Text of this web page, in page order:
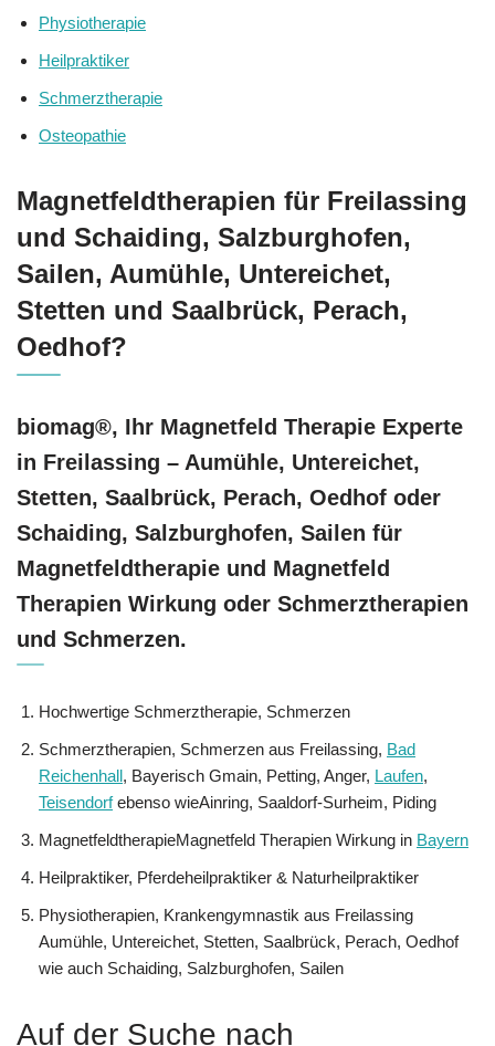
Physiotherapie
Heilpraktiker
Schmerztherapie
Osteopathie
Magnetfeldtherapien für Freilassing
und Schaiding, Salzburghofen,
Sailen, Aumühle, Untereichet,
Stetten und Saalbrück, Perach,
Oedhof?
biomag®, Ihr Magnetfeld Therapie Experte
in Freilassing – Aumühle, Untereichet,
Stetten, Saalbrück, Perach, Oedhof oder
Schaiding, Salzburghofen, Sailen für
Magnetfeldtherapie und Magnetfeld
Therapien Wirkung oder Schmerztherapien
und Schmerzen.
Hochwertige Schmerztherapie, Schmerzen
Schmerztherapien, Schmerzen aus Freilassing, Bad
Reichenhall, Bayerisch Gmain, Petting, Anger, Laufen,
Teisendorfebenso wieAinring, Saaldorf-Surheim, Piding
MagnetfeldtherapieMagnetfeld Therapien Wirkung in Bayern
Heilpraktiker, Pferdeheilpraktiker & Naturheilpraktiker
Physiotherapien, Krankengymnastik aus Freilassing
Aumühle, Untereichet, Stetten, Saalbrück, Perach, Oedhof
wie auch Schaiding, Salzburghofen, Sailen
Auf der Suche nach